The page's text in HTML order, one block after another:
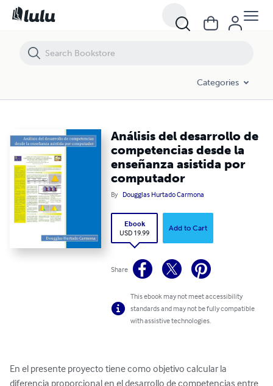
Categories
Análisis del desarrollo de
competencias desde la
enseñanza asistida por
computador
By Dougglas Hurtado Carmona
Ebook
USD 19.99
Add to Cart
Share
This ebook may not meet accessibility
standards and may not be fully compatible
with assistive technologies.
En el presente proyecto tiene como objetivo calcular la
diferencia proporcional en el desarrollo de competencias entre
Análisis del desarrollo de competencias desde la enseñanza asistida